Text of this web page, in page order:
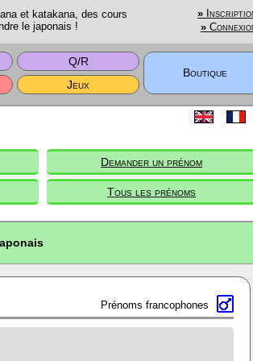
et katakana, des cours
le japonais !
»
»
Q/R
Boutique
Jeux
Demander un prénom
Tous les prénoms
Prénoms francophones